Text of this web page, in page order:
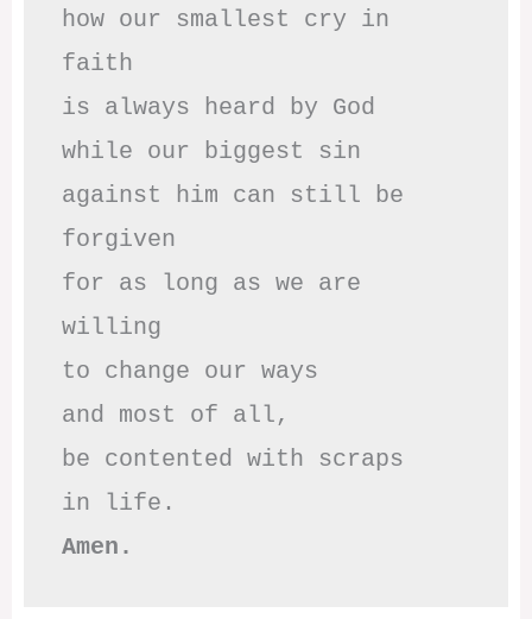
how our smallest cry in
faith
is always heard by God
while our biggest sin
against him can still be
forgiven
for as long as we are
willing
to change our ways
and most of all,
be contented with scraps
Amen.